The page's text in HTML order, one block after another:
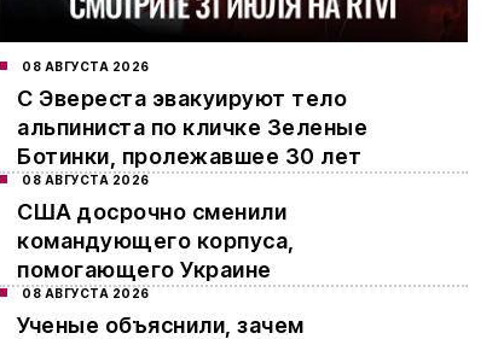
08 АВГУСТА 2026
С Эвереста эвакуируют тело
альпиниста по кличке Зеленые
Ботинки, пролежавшее 30 лет
08 АВГУСТА 2026
США досрочно сменили
командующего корпуса,
помогающего Украине
08 АВГУСТА 2026
Ученые объяснили, зачем